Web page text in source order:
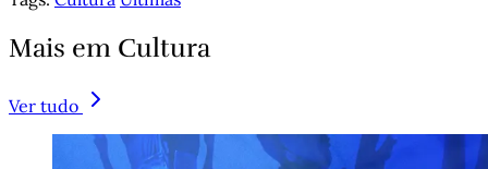
Mais em Cultura
Ver tudo